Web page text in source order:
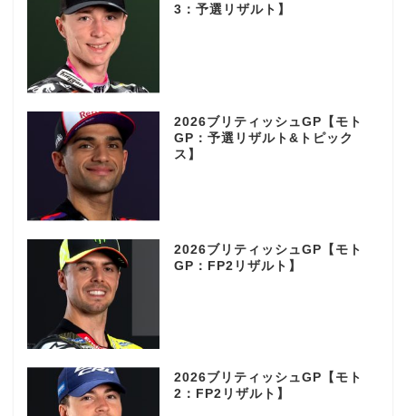
3：予選リザルト】
2026ブリティッシュGP【モト
GP：予選リザルト&トピック
ス】
2026ブリティッシュGP【モト
GP：FP2リザルト】
2026ブリティッシュGP【モト
2：FP2リザルト】